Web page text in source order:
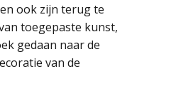
ook zijn terug te
toegepaste kunst,
gedaan naar de
van de